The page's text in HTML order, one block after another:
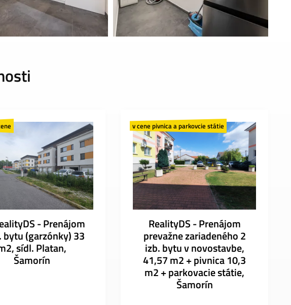
- Prenájom
bytu (garzónky) 33
sídl. Platan,
Šamorín
v cene pivnica a parkovcie státie
RealityDS - Prenájom
prevažne zariadeného 2
izb. bytu v novostavbe,
41,57 m2 + pivnica 10,3
m2 + parkovacie státie,
Šamorín